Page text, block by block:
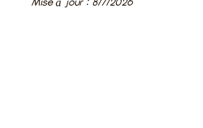
Mise à jour : 8/7/2026